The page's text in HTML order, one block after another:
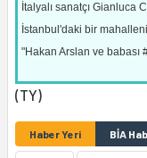
İtalyalı sanatçı Gianluca
İstanbul'daki bir
"Hakan Arslan ve babası
(TY)
Haber Yeri BİA